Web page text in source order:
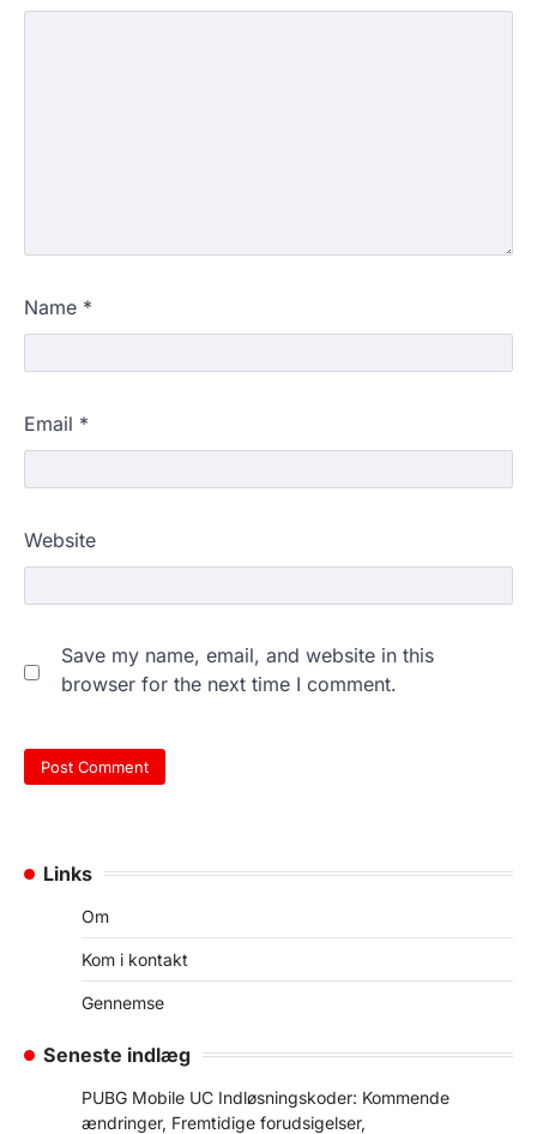
Name *
Email *
Website
Save my name, email, and website in this
browser for the next time I comment.
Links
Om
Kom i kontakt
Gennemse
Seneste indlæg
PUBG Mobile UC Indløsningskoder: Kommende
ændringer, Fremtidige forudsigelser,